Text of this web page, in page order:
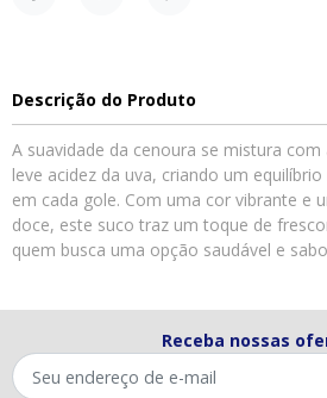
Descrição do Produto
A suavidade da cenoura se mistura
leve acidez da uva, criando um
em cada gole. Com uma cor vibrante e
doce, este suco traz um toque de
quem busca uma opção saudável e
Receba nossas